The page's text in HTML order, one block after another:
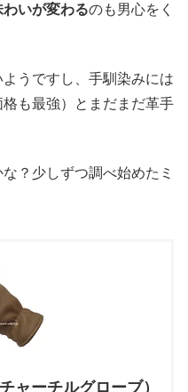
いが変わるのも男心をく
うですし、手馴染みには
も最強）とまだまだ革手
？少しずつ調べ始めたミ
ャーチルグローブ）